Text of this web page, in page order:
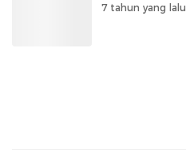
7 tahun yang lalu